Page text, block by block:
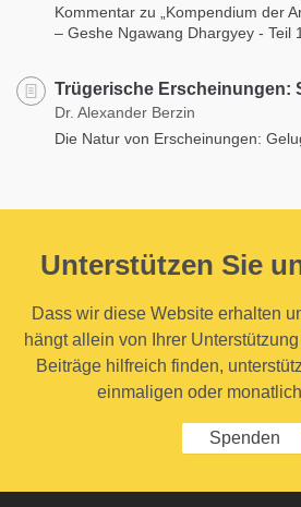
Kommentar zu „Kompendium der
– Geshe Ngawang Dhargyey - Teil
Trügerische Erscheinungen:
Dr. Alexander Berzin
Die Natur von Erscheinungen:
Unterstützen Sie
Dass wir diese Website erhalten
hängt allein von Ihrer
Beiträge hilfreich finden,
einmaligen oder
Spenden